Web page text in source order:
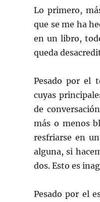
Lo primero,
que se me ha
en un libro,
queda
Pesado por el
cuyas
de
más o menos
resfriarse en
alguna, si
dos. Esto es
Pesado por el